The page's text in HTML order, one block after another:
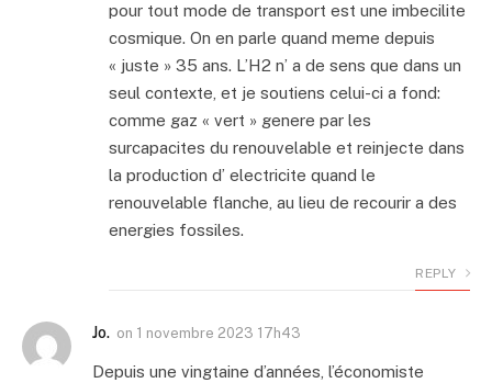
pour tout mode de transport est une imbecilite
cosmique. On en parle quand meme depuis
« juste » 35 ans. L’H2 n’ a de sens que dans un
seul contexte, et je soutiens celui-ci a fond:
comme gaz « vert » genere par les
surcapacites du renouvelable et reinjecte dans
la production d’ electricite quand le
renouvelable flanche, au lieu de recourir a des
energies fossiles.
REPLY
Jo. on 1 novembre 2023 17h43
Depuis une vingtaine d’années, l’économiste